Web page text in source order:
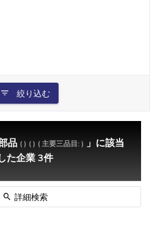
絞り込む
品 ( ) ( ) ( 主要三品目: ) 」に該当
た企業 3件
詳細検索